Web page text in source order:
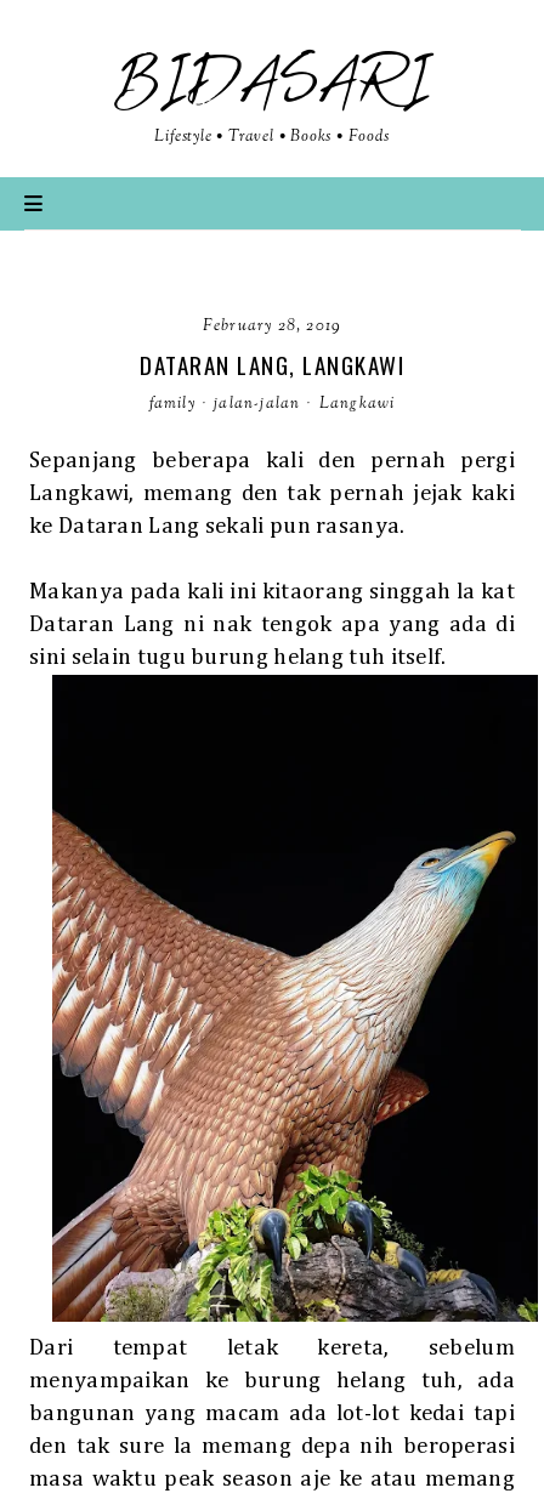
BIDASARI
Lifestyle • Travel • Books • Foods
February 28, 2019
DATARAN LANG, LANGKAWI
family · jalan-jalan · Langkawi
Sepanjang beberapa kali den pernah pergi
Langkawi, memang den tak pernah jejak kaki
ke Dataran Lang sekali pun rasanya.
Makanya pada kali ini kitaorang singgah la kat
Dataran Lang ni nak tengok apa yang ada di
sini selain tugu burung helang tuh itself.
Dari tempat letak kereta, sebelum
menyampaikan ke burung helang tuh, ada
bangunan yang macam ada lot-lot kedai tapi
den tak sure la memang depa nih beroperasi
masa waktu peak season aje ke atau memang